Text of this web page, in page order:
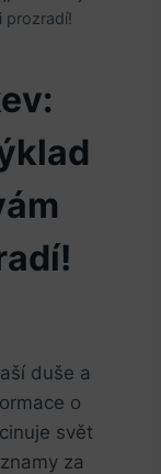
prozradí!
duše a
o⁢
svět
za‍